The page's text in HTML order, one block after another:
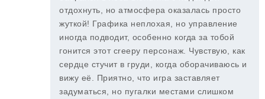
отдохнуть, но атмосфера оказалась просто
жуткой! Графика неплохая, но управление
иногда подводит, особенно когда за тобой
гонится этот creepy персонаж. Чувствую, как
сердце стучит в груди, когда оборачиваюсь и
вижу её. Приятно, что игра заставляет
задуматься, но пугалки местами слишком